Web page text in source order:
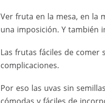
Ver fruta en la mesa, en la
una imposición. Y también
Las frutas fáciles de comer
complicaciones.
Por eso las uvas sin
cómodas y fáciles de